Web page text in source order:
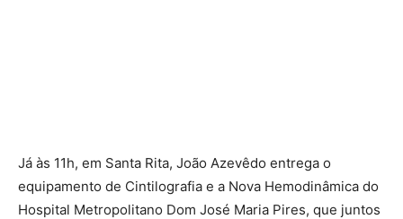
Já às 11h, em Santa Rita, João Azevêdo entrega o
equipamento de Cintilografia e a Nova Hemodinâmica do
Hospital Metropolitano Dom José Maria Pires, que juntos